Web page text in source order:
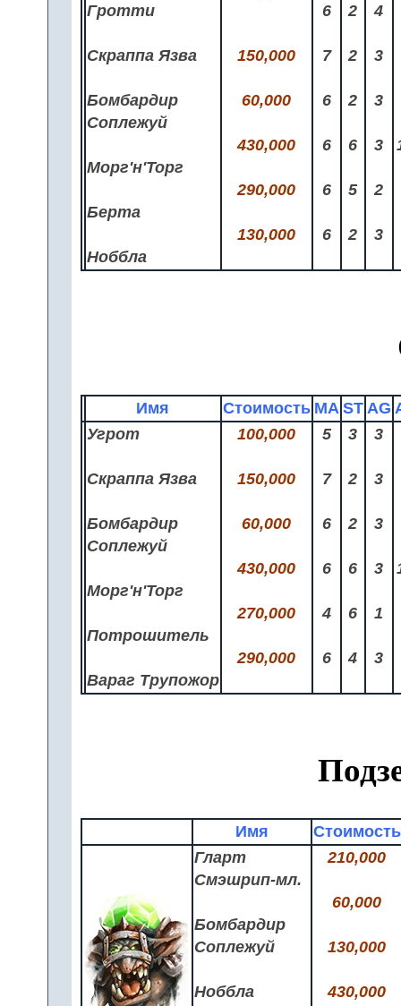
Гротти
Скраппа Язва
Бомбардир
Соплежуй
Морг'н'Торг
Берта
Ноббла
150,000
60,000
430,000
290,000
130,000
6
7
6
6
6
6
2
2
2
6
5
2
4
3
3
3
2
3
Имя Стоимость MA ST AG
Угрот
Скраппа Язва
Бомбардир
Соплежуй
Морг'н'Торг
Потрошитель
Вараг Трупожор
100,000
150,000
60,000
430,000
270,000
290,000
5
7
6
6
4
6
3
2
2
6
6
4
3
3
3
3
1
3
Имя
Стоимость
Гларт
Смэшрип-мл.
Бомбардир
Соплежуй
Ноббла
210,000
60,000
130,000
430,000